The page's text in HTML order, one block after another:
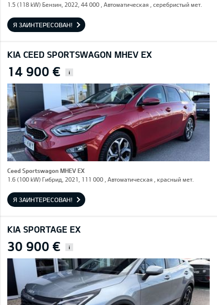
1.5 (118 kW) Бензин, 2022, 44 000 , Автоматическая , серебристый мет.
Я ЗАИНТЕРЕСОВАН!
KIA CEED SPORTSWAGON MHEV EX
14 900 € i
Ceed Sportswagon MHEV EX
1.6 (100 kW) Гибрид, 2021, 111 000 , Автоматическая , красный мет.
Я ЗАИНТЕРЕСОВАН!
KIA SPORTAGE EX
30 900 € i